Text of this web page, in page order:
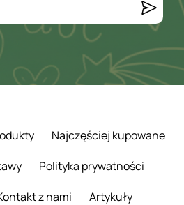
Najczęściej kupowane
Polityka prywatności
z nami Artykuły